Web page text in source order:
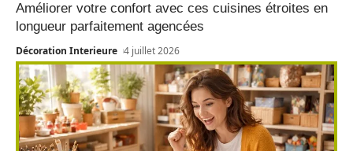
Améliorer votre confort avec ces cuisines étroites en
longueur parfaitement agencées
Décoration Interieure 4 juillet 2026